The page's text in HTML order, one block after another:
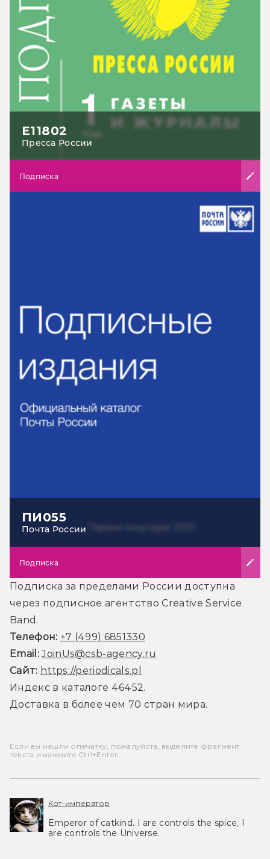
Е11802
Пресса России
Подписка
ПИ055
Почта России
Подписка
Подписка за пределами России доступна
через подписное агентство Creative Service
Band.
Телефон: +7 (499) 6851330
Email: JoinUs@csb-agency.ru
Сайт: https://periodicals.pl
Индекс в каталоге 46452.
Доставка в более чем 70 стран мира.
Если вы нашли опечатку, пожалуйста, выделите фрагмент
текста и нажмите Ctrl+Enter.
Кот-император
Emperor of catkind. I are controls the spice, I
are controls the Universe.